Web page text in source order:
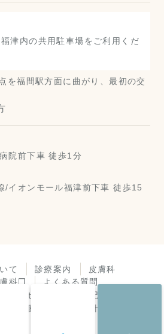
津内の共用駐車場をご利用くだ
を福間駅方面に曲がり、最初の交
院前下車 徒歩1分
/イオンモール福津前下車 徒歩15
て 診療案内
皮膚科
科❐
よくある質問
お知らせ
診療所日記
個人情報保護方針